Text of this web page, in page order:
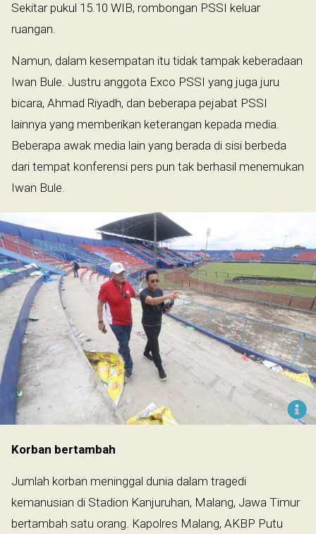
Sekitar pukul 15.10 WIB, rombongan PSSI keluar
ruangan.
Namun, dalam kesempatan itu tidak tampak keberadaan
Iwan Bule. Justru anggota Exco PSSI yang juga juru
bicara, Ahmad Riyadh, dan beberapa pejabat PSSI
lainnya yang memberikan keterangan kepada media.
Beberapa awak media lain yang berada di sisi berbeda
dari tempat konferensi pers pun tak berhasil menemukan
Iwan Bule.
Korban bertambah
Jumlah korban meninggal dunia dalam tragedi
kemanusian di Stadion Kanjuruhan, Malang, Jawa Timur
bertambah satu orang. Kapolres Malang, AKBP Putu